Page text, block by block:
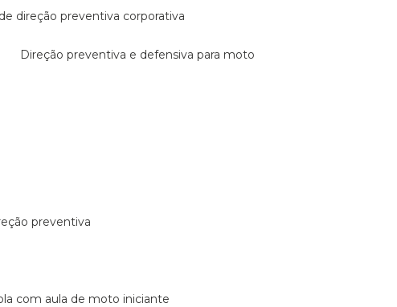
de direção preventiva corporativa
direção preventiva e defensiva para moto
preventiva
com aula de moto iniciante